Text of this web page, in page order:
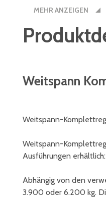
alle
MEHR ANZEIGEN
Weitspann
Weitspann-
Weitspann-
Ausführungen
Abhängig von den
3.900 oder 6.200 kg.